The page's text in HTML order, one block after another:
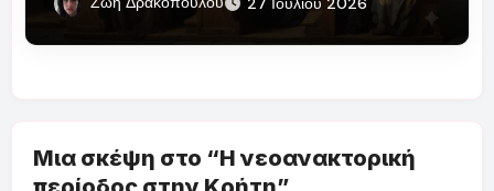
Μια σκέψη στο “Η νεοανακτορική